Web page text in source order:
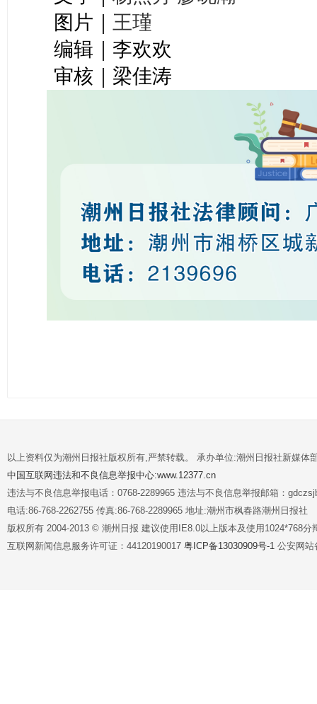
图片｜王瑾
编辑｜李欢欢
审核｜梁佳涛
以上资料仅为潮州日报社版权所有,严禁转载。 承办单位:潮州日报社新媒体
中国互联网违法和不良信息举报中心:www.12377.cn
违法与不良信息举报电话：0768-2289965 违法与不良信息举报邮箱：
电话:86-768-2262755 传真:86-768-2289965 地址:潮州市枫春路潮州日报社
版权所有 2004-2013 © 潮州日报 建议使用IE8.0以上版本及使用1024*768分
互联网新闻信息服务许可证：44120190017 粤ICP备13030909号-1 公安网站